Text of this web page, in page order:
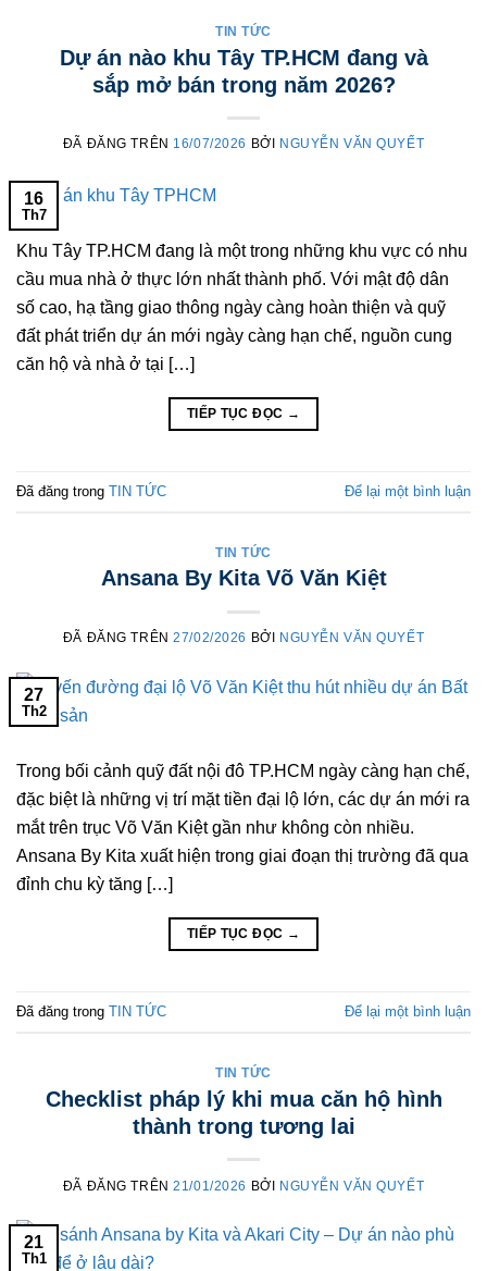
TIN TỨC
Dự án nào khu Tây TP.HCM đang và
sắp mở bán trong năm 2026?
ĐÃ ĐĂNG TRÊN 16/07/2026 BỞI NGUYỄN VĂN QUYẾT
16
Th7
Khu Tây TP.HCM đang là một trong những khu vực có nhu
cầu mua nhà ở thực lớn nhất thành phố. Với mật độ dân
số cao, hạ tầng giao thông ngày càng hoàn thiện và quỹ
đất phát triển dự án mới ngày càng hạn chế, nguồn cung
căn hộ và nhà ở tại […]
TIẾP TỤC ĐỌC →
Đã đăng trong TIN TỨC Để lại một bình luận
TIN TỨC
Ansana By Kita Võ Văn Kiệt
ĐÃ ĐĂNG TRÊN27/02/2026 BỞI NGUYỄN VĂN QUYẾT
27
Th2
Trong bối cảnh quỹ đất nội đô TP.HCM ngày càng hạn chế,
đặc biệt là những vị trí mặt tiền đại lộ lớn, các dự án mới ra
mắt trên trục Võ Văn Kiệt gần như không còn nhiều.
Ansana By Kita xuất hiện trong giai đoạn thị trường đã qua
đỉnh chu kỳ tăng […]
TIẾP TỤC ĐỌC →
Đã đăng trong TIN TỨC Để lại một bình luận
TIN TỨC
Checklist pháp lý khi mua căn hộ hình
thành trong tương lai
ĐÃ ĐĂNG TRÊN21/01/2026 BỞI NGUYỄN VĂN QUYẾT
21
Th1